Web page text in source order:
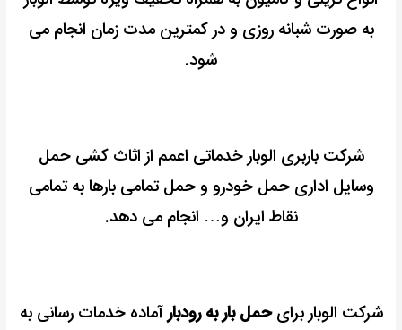
به صورت شبانه روزی و در کمترین مدت زمان انجام می
شود.
شرکت باربری الوبار خدماتی اعمم از اثاث کشی حمل
وسایل اداری حمل خودرو و حمل تمامی بارها به تمامی
نقاط ایران و… انجام می دهد.
شرکت الوبار برایحمل بار به رودبارآماده خدمات رسانی به